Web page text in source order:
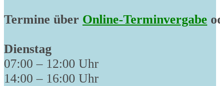
Termine über Online-Terminvergabe
Dienstag
07:00 – 12:00 Uhr
14:00 – 16:00 Uhr